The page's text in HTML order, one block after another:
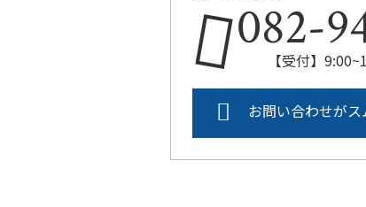
082-
【受付】
お問い合わせがス